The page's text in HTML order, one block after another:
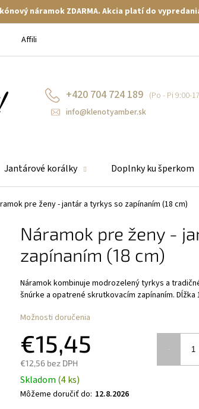
náramok ZDARMA. Akcia platí do
Affiliate
+420 704 724 189
info@klenotyamber.sk
Jantárové korálky Doplnky ku šperkom
pre ženy - jantár a tyrkys so zapínaním (18 cm)
Náramok pre ženy -
zapínaním (18 cm)
€15,45
€12,56 bez DPH
Skladom (4 ks)
Môžeme doručiť do: 12.8.2026
Možnosti doručenia
Náramok kombinuje modrozelený tyrkys a
šnúrke a opatrené skrutkovacím zapínaním. Dĺžka